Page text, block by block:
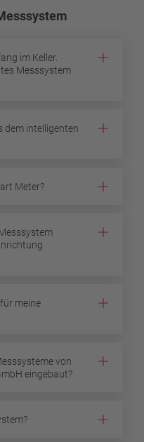
im Keller.
Messsystem
dem intelligenten
Meter?
meine
von
eingebaut?